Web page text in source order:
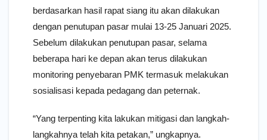
berdasarkan hasil rapat siang itu akan dilakukan
dengan penutupan pasar mulai 13-25 Januari 2025.
Sebelum dilakukan penutupan pasar, selama
beberapa hari ke depan akan terus dilakukan
monitoring penyebaran PMK termasuk melakukan
sosialisasi kepada pedagang dan peternak.
“Yang terpenting kita lakukan mitigasi dan langkah-
langkahnya telah kita petakan,” ungkapnya.